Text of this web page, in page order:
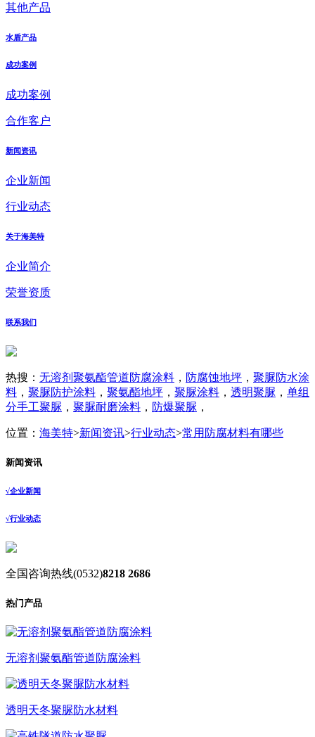
其他产品
水盾产品
成功案例
成功案例
合作客户
新闻资讯
企业新闻
行业动态
关于海美特
企业简介
荣誉资质
联系我们
热搜： 无溶剂聚氨酯管道防腐涂料 ， 防腐蚀地坪 ， 聚脲防水涂
料 ， 聚脲防护涂料 ， 聚氨酯地坪 ， 聚脲涂料 ， 透明聚脲 ， 单组
分手工聚脲 ， 聚脲耐磨涂料 ， 防爆聚脲 ，
位置： 海美特>新闻资讯>行业动态>常用防腐材料有哪些
新闻资讯
√企业新闻
√行业动态
全国咨询热线(0532)8218 2686
热门产品
无溶剂聚氨酯管道防腐涂料
透明天冬聚脲防水材料